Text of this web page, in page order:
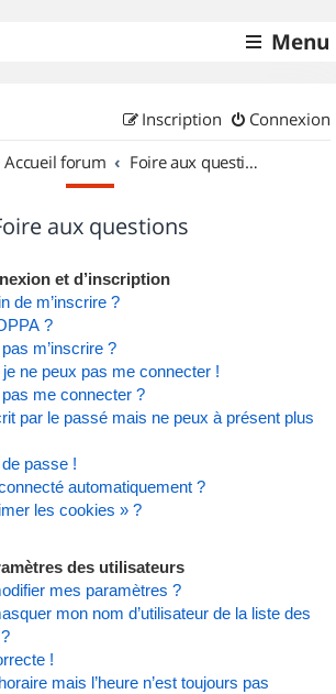
Menu
Connexion
Inscription
Accueil forum Foire aux questions
aux questions
et d’inscription
de m’inscrire ?
?
m’inscrire ?
ne peux pas me connecter !
me connecter ?
par le passé mais ne peux à présent plus
passe !
automatiquement ?
les cookies » ?
des utilisateurs
mes paramètres ?
mon nom d’utilisateur de la liste des
!
mais l’heure n’est toujours pas